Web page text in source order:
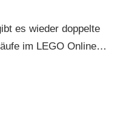
es wieder doppelte
im LEGO Online…